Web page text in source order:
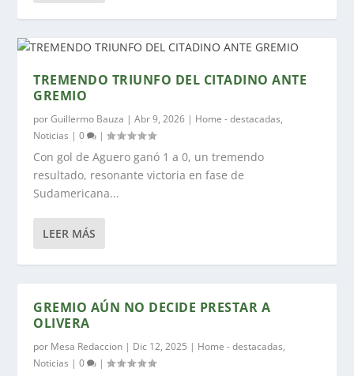
TREMENDO TRIUNFO DEL CITADINO ANTE
GREMIO
porGuillermo Bauza |Abr 9, 2026 | Home - destacadas,
Noticias |0 |
Con gol de Aguero ganó 1 a 0, un tremendo
resultado, resonante victoria en fase de
Sudamericana...
LEER MÁS
GREMIO AÚN NO DECIDE PRESTAR A
OLIVERA
por Mesa Redaccion | Dic 12, 2025 | Home - destacadas,
Noticias |0 |